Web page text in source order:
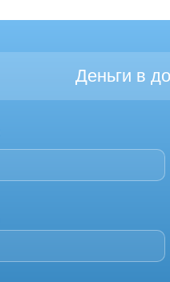
Деньги в